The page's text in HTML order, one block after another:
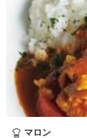
マロン